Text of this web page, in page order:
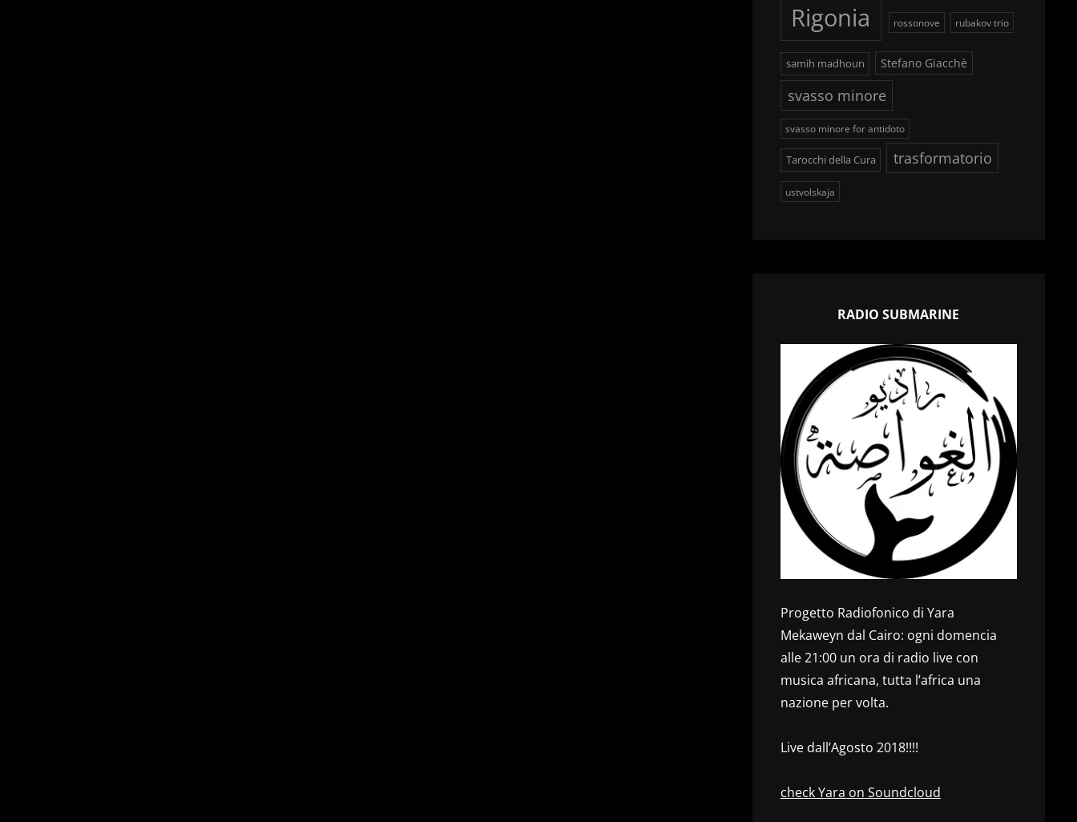
Rigonia rossonove rubakov trio
samih madhoun Stefano Giacchè
svasso minore
svasso minore for antidoto
Tarocchi della Cura trasformatorio
ustvolskaja
RADIO SUBMARINE
Progetto Radiofonico di Yara
Mekaweyn dal Cairo: ogni domencia
alle 21:00 un ora di radio live con
musica africana, tutta l’africa una
nazione per volta.
Live dall’Agosto 2018!!!!
check Yara on Soundcloud